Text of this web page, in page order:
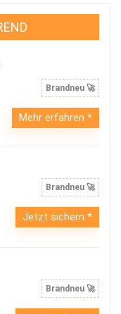
Brandneu 🚀
Mehr erfahren
Brandneu 🚀
Jetzt sichern
Brandneu 🚀